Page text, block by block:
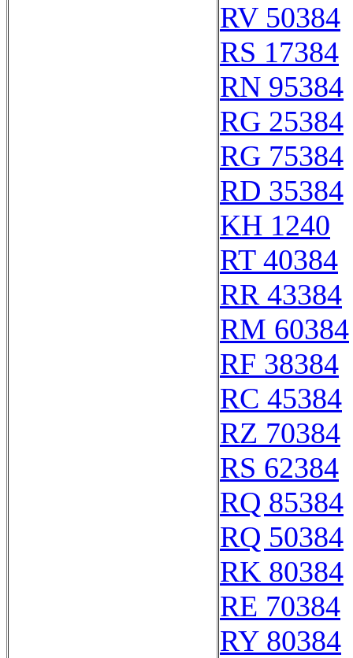
RV 50384
RS 17384
RN 95384
RG 25384
RG 75384
RD 35384
KH 1240
RT 40384
RR 43384
RM 60384
RF 38384
RC 45384
RZ 70384
RS 62384
RQ 85384
RQ 50384
RK 80384
RE 70384
RY 80384